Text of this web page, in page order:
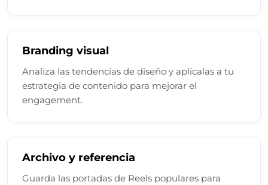
Branding visual
Analiza las tendencias de diseño y aplícalas a tu
estrategia de contenido para mejorar el
engagement.
Archivo y referencia
Guarda las portadas de Reels populares para